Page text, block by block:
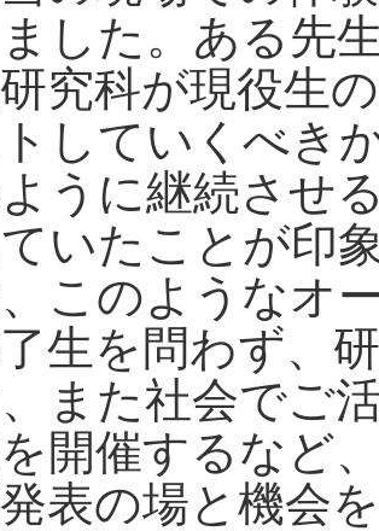
した。ある先
究科が現役生
していくべき
うに継続させ
いたことが印
このようなオ
生を問わず、
また社会でご
開催するなど
表の場と機会